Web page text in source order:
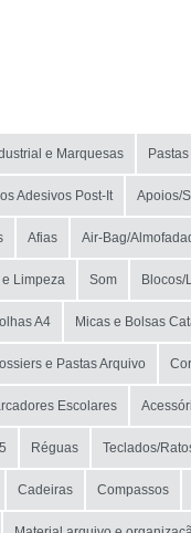
e Marquesas
Adesivos Post-It Apoios/
Afias Air-Bag/
Limpeza Som Blocos/
A4 Micas e Bolsas
e Pastas Arquivo
Escolares
Réguas Teclados/
Cadeiras Compassos